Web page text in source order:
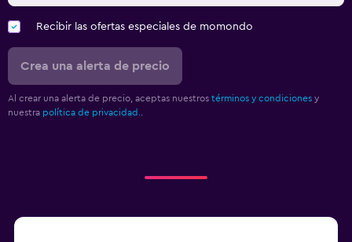
Recibir las ofertas especiales de momondo
Crea una alerta de precio
Al crear una alerta de precio, aceptas nuestros términos y condiciones y
nuestra política de privacidad.